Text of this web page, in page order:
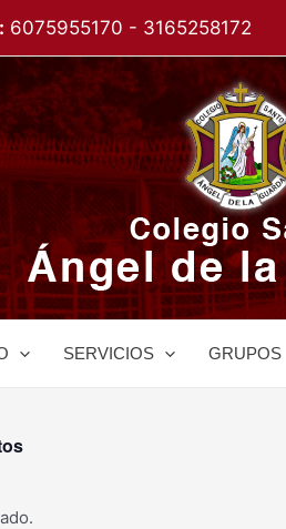
6075955170 - 3165258172
SERVICIOS GRUPOS